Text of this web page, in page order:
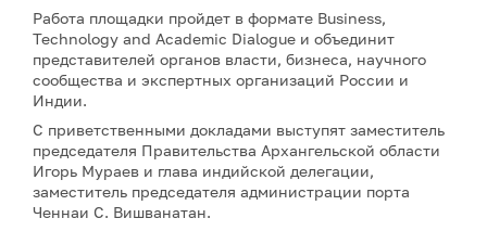
Работа площадки пройдет в формате Business,
Technology and Academic Dialogue и объединит
представителей органов власти, бизнеса, научного
сообщества и экспертных организаций России и
Индии.
С приветственными докладами выступят заместитель
председателя Правительства Архангельской области
Игорь Мураев и глава индийской делегации,
заместитель председателя администрации порта
Ченнаи С. Вишванатан.